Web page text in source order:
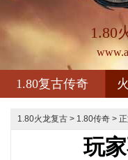
1.80
1.80复古传奇
1.80火龙复古 > 1.80传奇 >
玩